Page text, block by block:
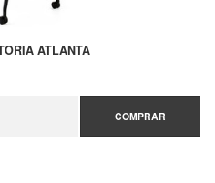
ATLANTA
COMPRAR